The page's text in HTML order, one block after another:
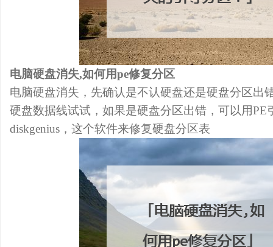
电脑硬盘消失,如何用pe修复分区
电脑硬盘消失，先确认是不认硬盘还是硬盘分区出
硬盘数据线试试，如果是硬盘分区出错，可以用PE
diskgenius，这个软件来修复硬盘分区表